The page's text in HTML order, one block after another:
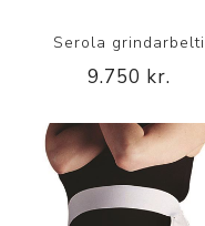
Serola grindarbelti
9.750 kr.